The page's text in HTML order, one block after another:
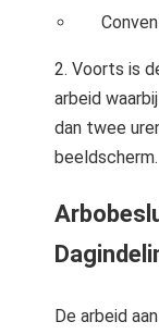
2. Voorts is
arbeid
dan twee
beeldscherm.
De arbeid